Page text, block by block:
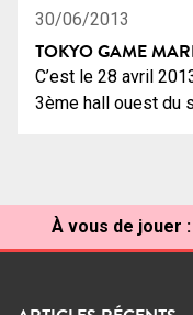
30/06/2013
TOKYO GAME
C’est le 28 avril
3ème hall ouest du
À vous de jouer :